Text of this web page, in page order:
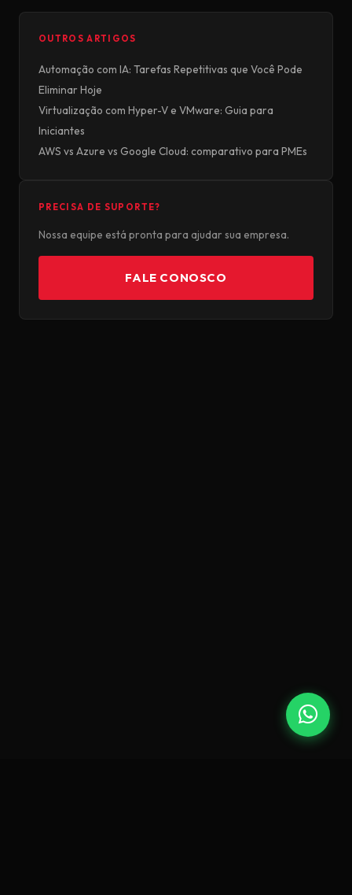
OUTROS ARTIGOS
Automação com IA: Tarefas Repetitivas que Você Pode
Eliminar Hoje
Virtualização com Hyper-V e VMware: Guia para
Iniciantes
AWS vs Azure vs Google Cloud: comparativo para PMEs
PRECISA DE SUPORTE?
Nossa equipe está pronta para ajudar sua empresa.
FALE CONOSCO